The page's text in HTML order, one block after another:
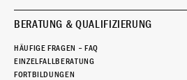
BERATUNG & QUALIFIZIERUNG
HÄUFIGE FRAGEN – FAQ
EINZELFALLBERATUNG
FORTBILDUNGEN